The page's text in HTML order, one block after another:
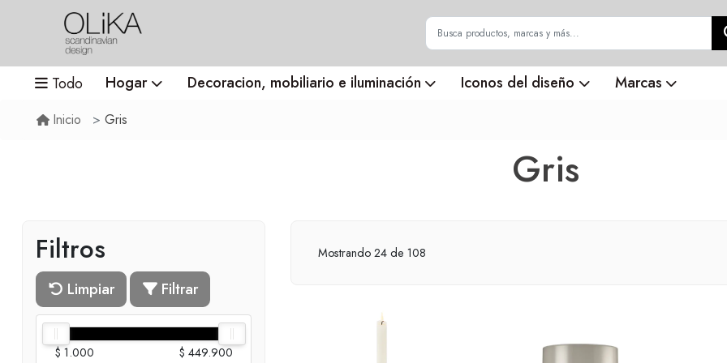
Todo Hogar Decoracion, mobiliario e iluminación Iconos del diseño Marcas
Inicio Gris
Gris
Filtros
Limpiar Filtrar
$ 1.000 $ 449.900
Mostrando 24 de 108